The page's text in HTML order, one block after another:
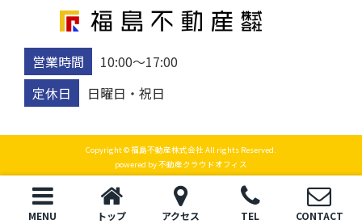
営業時間
10:00〜17:00
定休日
日曜日・祝日
MENU トップ アクセス TEL CONTACT
Copyright © 福島不動産株式会社 All rights Reserved.
powered by 不動産クラウドオフィス